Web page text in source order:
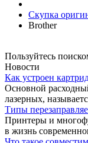
Скупка
Brother
Пользуйтесь
Новости
Как устроен
Основной
лазерных,
Типы
Принтеры и
в жизнь